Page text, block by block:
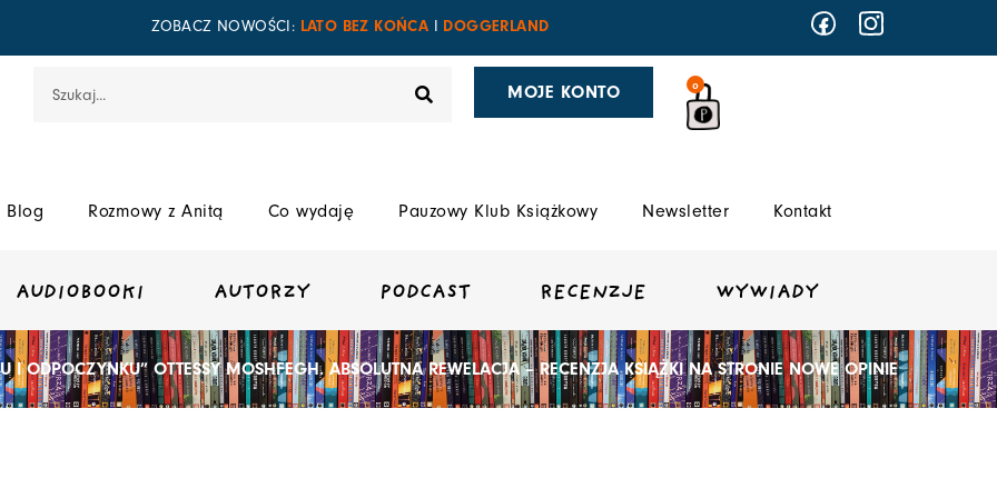
ZOBACZ NOWOŚCI: LATO BEZ KOŃCA DOGGERLAND
MOJE KONTO 0
Blog Rozmowy z Anitą Co wydaję Pauzowy Klub Książkowy Newsletter Kontakt
AUDIOBOOKI AUTORZY PODCAST RECENZJE WYWIADY
I ODPOCZYNKU” OTTESSY MOSHFEGH. ABSOLUTNA REWELACJA – RECENZJA KSIĄŻKI NA STRONIE NOWE OPINIE